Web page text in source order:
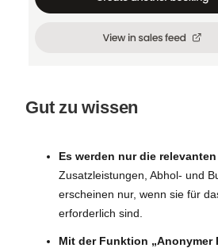
Gut zu wissen
Es werden nur die
Zusatzleistungen, Abhol- und
erscheinen nur, wenn sie für
erforderlich sind.
Mit der Funktion „Anonymer